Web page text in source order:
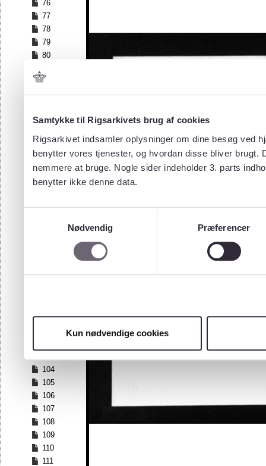
Samtykke til Rigsarkivets brug af cookies
Rigsarkivet indsamler oplysninger om dine besøg ved
benytter vores tjenester, og hvordan disse bliver
nemmere at bruge. Nogle sider indeholder 3. parts
benytter ikke denne data.
Nødvendig
Præferencer
Kun nødvendige cookies
76
77
78
79
80
82
83
85
87
88
89
90
97
100
104
105
106
107
108
109
110
111